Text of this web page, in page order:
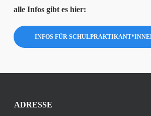
alle Infos gibt es hier:
INFOS FÜR
ADRESSE